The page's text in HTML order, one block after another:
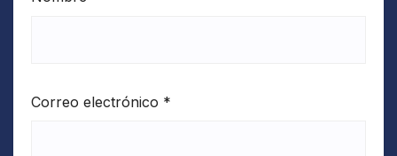
Correo electrónico *